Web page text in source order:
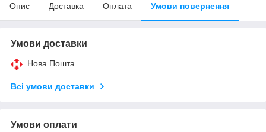
Опис Доставка Оплата Умови повернення
Умови доставки
Нова Пошта
Всі умови доставки
Умови оплати